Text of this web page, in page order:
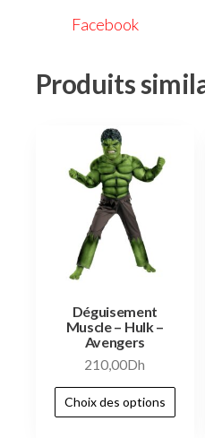
Facebook
Produits
Déguisement
Muscle – Hulk –
Avengers
210,00Dh
Choix des options